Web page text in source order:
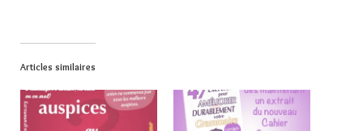
Articles similaires